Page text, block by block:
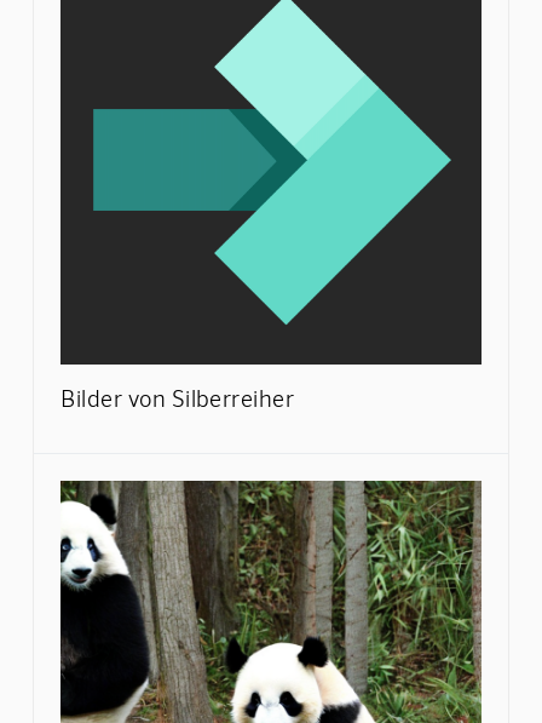
Bilder von Silberreiher